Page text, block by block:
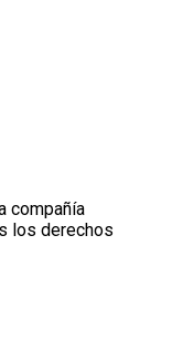
compañía
los derechos